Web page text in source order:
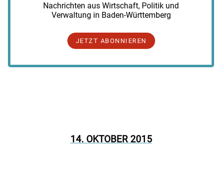
Nachrichten aus Wirtschaft, Politik und
Verwaltung in Baden-Württemberg
JETZT ABONNIEREN
14. OKTOBER 2015